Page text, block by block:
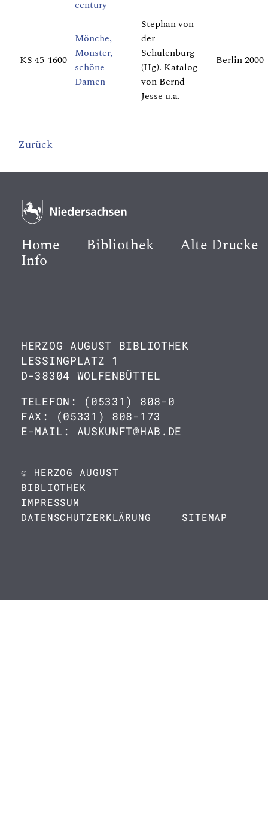
century
KS 45-1600
Mönche,
Monster,
schöne
Damen
Stephan von
der
Schulenburg
(Hg). Katalog
von Bernd
Jesse u.a.
Berlin 2000
Zurück
Home Bibliothek Alte Drucke
Info
HERZOG AUGUST BIBLIOTHEK
LESSINGPLATZ 1
D-38304 WOLFENBÜTTEL
TELEFON: (05331) 808-0
FAX: (05331) 808-173
E-MAIL: AUSKUNFT@HAB.DE
© HERZOG AUGUST
BIBLIOTHEK
IMPRESSUM
DATENSCHUTZERKLÄRUNG
SITEMAP